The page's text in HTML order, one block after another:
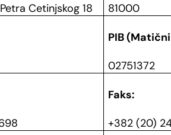
Cetinjskog 18
81000
PIB
02751372
Faks:
+382 (20)